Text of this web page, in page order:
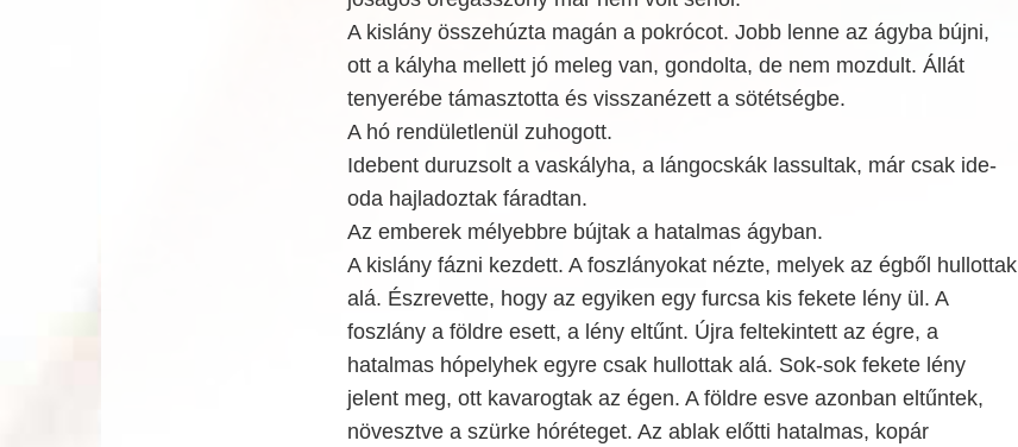
A kislány összehúzta magán a pokrócot. Jobb lenne az ágyba bújni,
ott a kályha mellett jó meleg van, gondolta, de nem mozdult. Állát
tenyerébe támasztotta és visszanézett a sötétségbe.
A hó rendületlenül zuhogott.
Idebent duruzsolt a vaskályha, a lángocskák lassultak, már csak ide-
oda hajladoztak fáradtan.
Az emberek mélyebbre bújtak a hatalmas ágyban.
A kislány fázni kezdett. A foszlányokat nézte, melyek az égből hullottak
alá. Észrevette, hogy az egyiken egy furcsa kis fekete lény ül. A
foszlány a földre esett, a lény eltűnt. Újra feltekintett az égre, a
hatalmas hópelyhek egyre csak hullottak alá. Sok-sok fekete lény
jelent meg, ott kavarogtak az égen. A földre esve azonban eltűntek,
növesztve a szürke hóréteget. Az ablak előtti hatalmas, kopár